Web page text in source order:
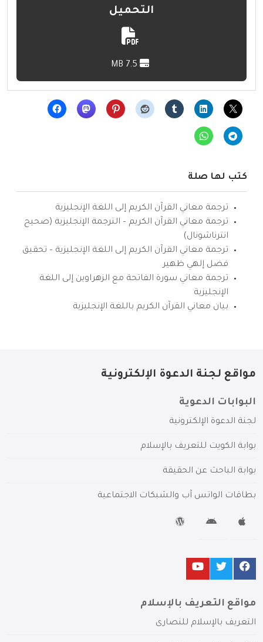
التحميل
كتب لها صلة
ترجمة معاني القرآن الكريم إلى اللغة الإنجليزية
ترجمة معاني القرآن الكريم – الترجمة الإنجليزية (صحيح
انترناشونال)
ترجمة معاني القرآن الكريم إلى اللغة الإنجليزية – تحقيق
فضل إلهي ظهير
ترجمة معاني سورة الفاتحة مع الزهراوين إلى اللغة
الإنجليزية
بيان معاني القرآن الكريم باللغة الإنجليزية
مواقع لجنة الدعوة الإلكترونية
البوابات الدعوية
لجنة الدعوة الإلكترونية
بوابة الكويت للتعريف بالإسلام
بوابة الباحث عن الحقيقة
بطاقات الواتس آب والشبكات الاجتماعية
مواقع التعريف بالإسلام
التعريف بالإسلام للنصارى